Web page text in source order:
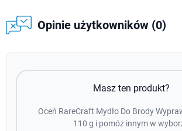
Opinie użytkowników (0)
Masz ten produkt?
Oceń RareCraft Mydło Do Brody
110 g i pomóż innym w